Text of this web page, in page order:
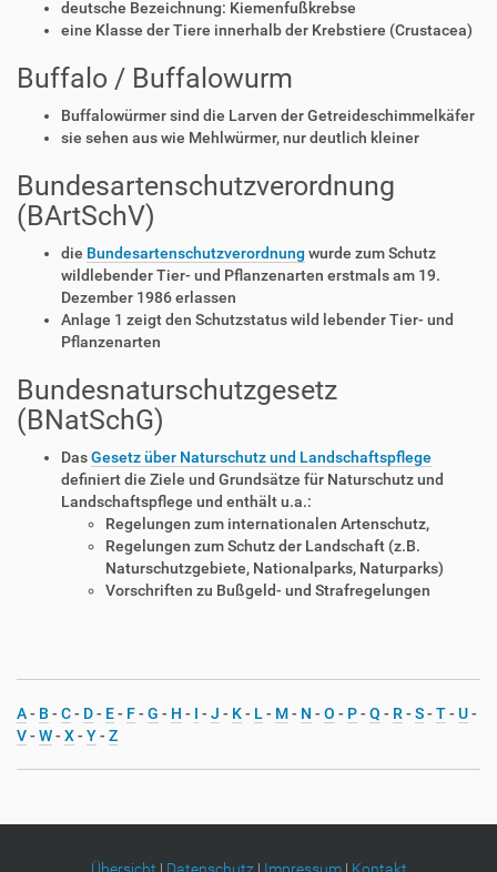
deutsche Bezeichnung: Kiemenfußkrebse
eine Klasse der Tiere innerhalb der Krebstiere (Crustacea)
Buffalo / Buffalowurm
Buffalowürmer sind die Larven der Getreideschimmelkäfer
sie sehen aus wie Mehlwürmer, nur deutlich kleiner
Bundesartenschutzverordnung
(BArtSchV)
die Bundesartenschutzverordnung wurde zum Schutz
wildlebender Tier- und Pflanzenarten erstmals am 19.
Dezember 1986 erlassen
Anlage 1 zeigt den Schutzstatus wild lebender Tier- und
Pflanzenarten
Bundesnaturschutzgesetz
(BNatSchG)
DasGesetz über Naturschutz und Landschaftspflege
definiert die Ziele und Grundsätze für Naturschutz und
Landschaftspflege und enthält u.a.:
Regelungen zum internationalen Artenschutz,
Regelungen zum Schutz der Landschaft (z.B.
Naturschutzgebiete, Nationalparks, Naturparks)
Vorschriften zu Bußgeld- und Strafregelungen
A- B - C- D- E- F- G - H - I - J - K- L- M- N - O - P- Q - R- S- T- U-
V- W- X- Y- Z